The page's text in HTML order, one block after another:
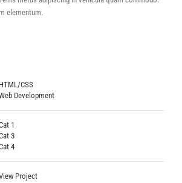
elementum.
HTML/CSS
Development
1
3
4
Project